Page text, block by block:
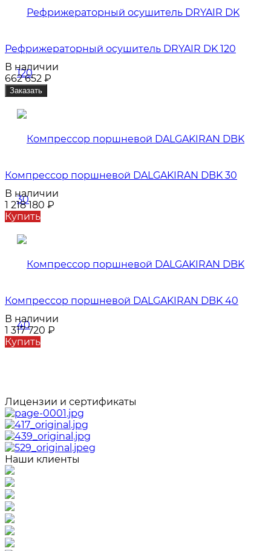
Рефрижераторный осушитель DRYAIR DK 120
В наличии
662 652 ₽
Заказать
Компрессор поршневой DALGAKIRAN DBK 30
В наличии
1 218 180 ₽
Купить
Компрессор поршневой DALGAKIRAN DBK 40
В наличии
1 317 720 ₽
Купить
Лицензии и сертификаты
Наши клиенты